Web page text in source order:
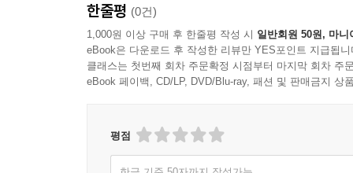
한줄평 (0건)
1,000원 이상 구매 후 한줄평 작성 시 일반회원 50원, 마니
eBook은 다운로드 후 작성한 리뷰만 YES포인트 지급됩니
클래스는 첫번째 회차 주문확정 시점부터 마지막 회차 주
eBook 페이백, CD/LP, DVD/Blu-ray, 패션 및 판매금지 상
평점